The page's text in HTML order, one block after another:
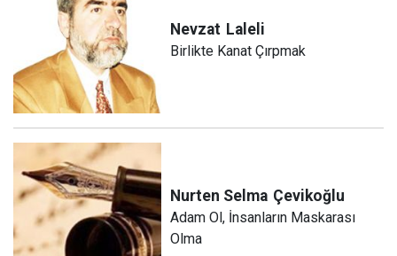
Nevzat Laleli
Birlikte Kanat Çırpmak
Nurten Selma Çevikoğlu
Adam Ol, İnsanların Maskarası
Olma